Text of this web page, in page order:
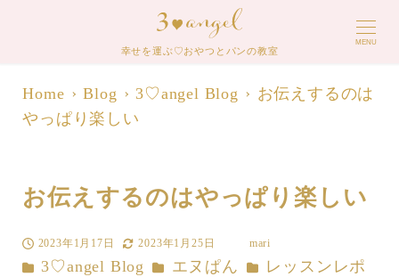
幸せを運ぶ♡おやつとパンの教室
MENU
Home Blog 3♡angel Blog
お伝えするのは
やっぱり楽しい
お伝えするのはやっぱり楽しい
投稿日
2023年1月17日
更新日
2023年1月25日
者
mari
カテゴリー
3♡angel Blog カテゴリー
エヌぱん カテゴリー
レッスンレポ